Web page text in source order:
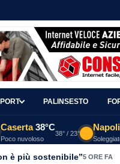
PALINSESTO
Caserta 38°C
Poco nuvoloso
38° / 23°
Napoli
è più sostenibile”5 ORE FA